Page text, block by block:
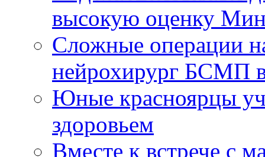
высокую оценку
Сложные операции
нейрохирург БСМП
Юные красноярцы
здоровьем
Вместе к встрече с